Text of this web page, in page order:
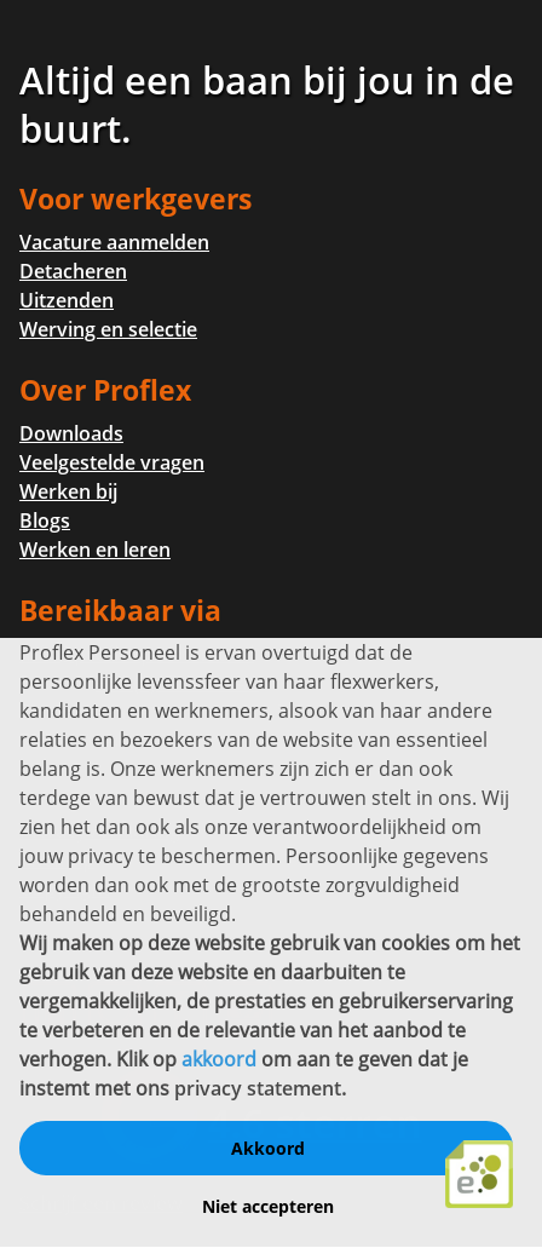
Altijd een baan bij jou in de
buurt.
Voor werkgevers
Vacature aanmelden
Detacheren
Uitzenden
Werving en selectie
Over Proflex
Downloads
Veelgestelde vragen
Werken bij
Blogs
Werken en leren
Bereikbaar via
Info@proflexpersoneel.nl
Bel ons:+31 (0)85 0450040
Prins Willem-Alexanderlaan 301
7311 SW Apeldoorn
Disclaimer
Privacyverklaring
Sitemap
Copyright
Bekijk ook eens
Proflex Personeel is ervan overtuigd dat de
persoonlijke levenssfeer van haar flexwerkers,
kandidaten en werknemers, alsook van haar andere
relaties en bezoekers van de website van essentieel
belang is. Onze werknemers zijn zich er dan ook
terdege van bewust dat je vertrouwen stelt in ons. Wij
zien het dan ook als onze verantwoordelijkheid om
jouw privacy te beschermen. Persoonlijke gegevens
worden dan ook met de grootste zorgvuldigheid
behandeld en beveiligd.
Wij maken op deze website gebruik van cookies om het
gebruik van deze website en daarbuiten te
vergemakkelijken, de prestaties en gebruikerservaring
te verbeteren en de relevantie van het aanbod te
verhogen. Klik opakkoord om aan te geven dat je
instemt met ons privacy statement.
Akkoord
Niet accepteren